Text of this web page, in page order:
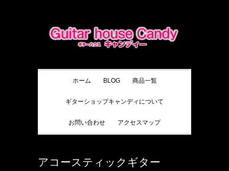
ホーム BLOG 商品一覧
ギターショップキャンディについて
お問い合わせ アクセスマップ
アコースティックギター